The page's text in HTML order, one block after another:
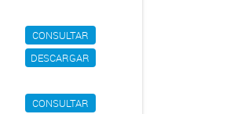
CONSULTAR
DESCARGAR
CONSULTAR